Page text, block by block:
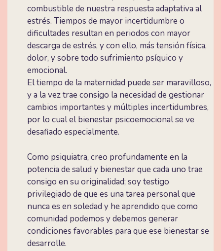
combustible de nuestra respuesta adaptativa al
estrés. Tiempos de mayor incertidumbre o
dificultades resultan en periodos con mayor
descarga de estrés, y con ello, más tensión física,
dolor, y sobre todo sufrimiento psíquico y
emocional.
El tiempo de la maternidad puede ser maravilloso,
y a la vez trae consigo la necesidad de gestionar
cambios importantes y múltiples incertidumbres,
por lo cual el bienestar psicoemocional se ve
desafiado especialmente.
Como psiquiatra, creo profundamente en la
potencia de salud y bienestar que cada uno trae
consigo en su originalidad; soy testigo
privilegiado de que es una tarea personal que
nunca es en soledad y he aprendido que como
comunidad podemos y debemos generar
condiciones favorables para que ese bienestar se
desarrolle.